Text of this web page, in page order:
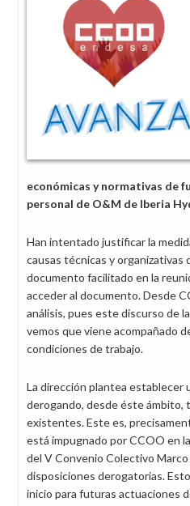
económicas y normativas de
personal de O&M de Iberia
Han intentado justificar la
causas técnicas y organizativas
documento facilitado en la
acceder al documento. Desde
análisis, pues este discurso de
vemos que viene acompañado
condiciones de trabajo.
La dirección plantea establecer
derogando, desde éste ámbito,
existentes. Este es,
está impugnado por CCOO en
del V Convenio Colectivo Marco
disposiciones derogatorias.
inicio para futuras actuaciones